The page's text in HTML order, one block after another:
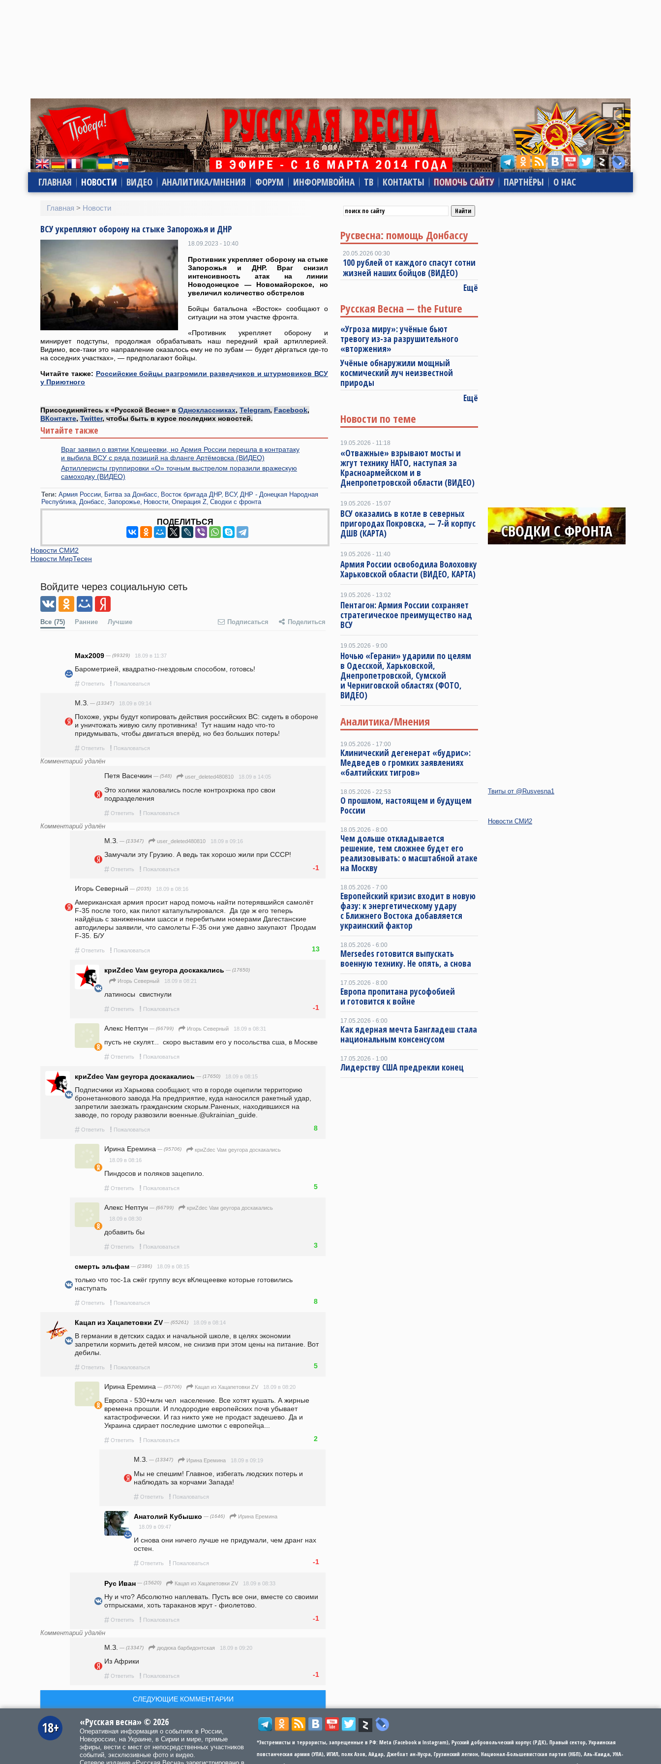
ГЛАВНАЯ НОВОСТИ ВИДЕО АНАЛИТИКА/МНЕНИЯ ФОРУМ ИНФОРМВОЙНА ТВ КОНТАКТЫ ПОМОЧЬ САЙТУ ПАРТНЁРЫ О НАС
Главная > Новости
ВСУ укрепляют оборону на стыке Запорожья и ДНР
18.09.2023 - 10:40
Противник укрепляет оборону на стыке
Запорожья и ДНР. Враг снизил
интенсивность атак на линии
Новодонецкое — Новомайорское, но
увеличил количество обстрелов
Бойцы батальона «Восток» сообщают о
ситуации на этом участке фронта.
«Противник укрепляет оборону и
минирует подступы, продолжая обрабатывать наш передний край артиллерией.
Видимо, все-таки это направление оказалось ему не по зубам — будет дёргаться где-то
на соседних участках», — предполагают бойцы.
Читайте также: Российские бойцы разгромили разведчиков и штурмовиков ВСУ
у Приютного
Присоединяйтесь к «Русской Весне» в Одноклассниках, Telegram, Facebook,
ВКонтакте, Twitter, чтобы быть в курсе последних новостей.
Читайте также
Враг заявил о взятии Клещеевки, но Армия России перешла в контратаку
и выбила ВСУ с ряда позиций на фланге Артёмовска (ВИДЕО)
Артиллеристы группировки «О» точным выстрелом поразили вражескую
самоходку (ВИДЕО)
Теги: Армия России Битва за Донбасс Восток бригада ДНР ВСУ ДНР - Донецкая Народная
Республика Донбасс Запорожье Новости Операция Z Сводки с фронта
ПОДЕЛИТЬСЯ
Новости СМИ2
Новости МирТесен
Войдите через социальную сеть
Все (75) Ранние Лучшие Подписаться Поделиться
Max2009 — (99329) 18.09 в 11:37
Барометрией, квадратно-гнездовым способом, готовсь!
# Ответить ! Пожаловаться
М.З. — (13347) 18.09 в 09:14
Похоже, укры будут копировать действия российских ВС: сидеть в обороне
и уничтожать живую силу противника!  Тут нашим надо что-то
придумывать, чтобы двигаться вперёд, но без больших потерь!
# Ответить ! Пожаловаться
Комментарий удалён
Петя Васечкин — (548) user_deleted480810 18.09 в 14:05
Это холики жаловались после контрохрюка про свои
подразделения
# Ответить ! Пожаловаться
Комментарий удалён
М.З. — (13347) user_deleted480810 18.09 в 09:16
Замучали эту Грузию. А ведь так хорошо жили при СССР!
# Ответить ! Пожаловаться -1
Игорь Северный — (2035) 18.09 в 08:16
Американская армия просит народ помочь найти потерявшийся самолёт
F-35 после того, как пилот катапультировался.  Да где ж его теперь
найдёшь с заниженными шасси и перебитыми номерами Дагестанские
автодилеры заявили, что самолеты F-35 они уже давно закупают  Продам
F-35. Б/У
# Ответить ! Пожаловаться 13
криZdec Vaм geyropa доскакались — (17650)
Игорь Северный 18.09 в 08:21
латиносы  свистнули
# Ответить ! Пожаловаться -1
Алекс Нептун — (66799) Игорь Северный 18.09 в 08:31
пусть не скулят...  скоро выставим его у посольства сша, в Москве
# Ответить ! Пожаловаться
криZdec Vaм geyropa доскакались — (17650) 18.09 в 08:15
Подписчики из Харькова сообщают, что в городе оцепили территорию
бронетанкового завода.На предприятие, куда наносился ракетный удар,
запретили заезжать гражданским скорым.Раненых, находившихся на
заводе, по городу развозили военные.@ukrainian_guide.
# Ответить ! Пожаловаться 8
Ирина Еремина — (95706)
криZdec Vaм geyropa доскакались
18.09 в 08:16
Пиндосов и поляков зацепило.
# Ответить ! Пожаловаться 5
Алекс Нептун — (66799)
криZdec Vaм geyropa доскакались
18.09 в 08:30
добавить бы
# Ответить ! Пожаловаться 3
смерть эльфам — (2386) 18.09 в 08:15
только что тос-1а сжёг группу всук вКлещеевке которые готовились
наступать
# Ответить ! Пожаловаться 8
Кацап из Хацапетовки ZV — (65261) 18.09 в 08:14
В германии в детских садах и начальной школе, в целях экономии
запретили кормить детей мясом, не снизив при этом цены на питание. Вот
дебилы.
# Ответить ! Пожаловаться 5
Ирина Еремина — (95706) Кацап из Хацапетовки ZV 18.09 в 08:20
Европа - 530+млн чел  население. Все хотят кушать. А жирные
времена прошли. И плодородие европейских почв убывает
катастрофически. И газ никто уже не продаст задешево. Да и
Украина сдирает последние шмотки с европейца...
# Ответить ! Пожаловаться 2
М.З. — (13347) Ирина Еремина 18.09 в 09:19
Мы не спешим! Главное, избегать людских потерь и
наблюдать за корчами Запада!
# Ответить ! Пожаловаться
Анатолий Кубышко — (1646)
Ирина Еремина
18.09 в 09:47
И снова они ничего лучше не придумали, чем дранг нах
остен.
# Ответить ! Пожаловаться -1
Рус Иван — (15620) Кацап из Хацапетовки ZV 18.09 в 08:33
Ну и что? Абсолютно наплевать. Пусть все они, вместе со своими
отпрысками, хоть тараканов жрут - фиолетово.
# Ответить ! Пожаловаться -1
Комментарий удалён
М.З. — (13347) дюдюка барбидонтская 18.09 в 09:20
Из Африки
# Ответить ! Пожаловаться -1
СЛЕДУЮЩИЕ КОММЕНТАРИИ
Русвесна: помощь Донбассу
20.05.2026 00:30
100 рублей от каждого спасут сотни
жизней наших бойцов (ВИДЕО)
Ещё
Русская Весна — the Future
«Угроза миру»: учёные бьют
тревогу из-за разрушительного
«вторжения»
Учёные обнаружили мощный
космический луч неизвестной
природы
Ещё
Новости по теме
19.05.2026 - 11:18
«Отважные» взрывают мосты и
жгут технику НАТО, наступая за
Красноармейском и в
Днепропетровской области (ВИДЕО)
19.05.2026 - 15:07
ВСУ оказались в котле в северных
пригородах Покровска, — 7-й корпус
ДШВ (КАРТА)
19.05.2026 - 11:40
Армия России освободила Волоховку
Харьковской области (ВИДЕО, КАРТА)
19.05.2026 - 13:02
Пентагон: Армия России сохраняет
стратегическое преимущество над
ВСУ
19.05.2026 - 9:00
Ночью «Герани» ударили по целям
в Одесской, Харьковской,
Днепропетровской, Сумской
и Черниговской областях (ФОТО,
ВИДЕО)
Аналитика/Мнения
19.05.2026 - 17:00
Клинический дегенерат «будрис»:
Медведев о громких заявлениях
«балтийских тигров»
18.05.2026 - 22:53
О прошлом, настоящем и будущем
России
18.05.2026 - 8:00
Чем дольше откладывается
решение, тем сложнее будет его
реализовывать: о масштабной атаке
на Москву
18.05.2026 - 7:00
Европейский кризис входит в новую
фазу: к энергетическому удару
с Ближнего Востока добавляется
украинский фактор
18.05.2026 - 6:00
Mersedes готовится выпускать
военную технику. Не опять, а снова
17.05.2026 - 8:00
Европа пропитана русофобией
и готовится к войне
17.05.2026 - 6:00
Как ядерная мечта Бангладеш стала
национальным консенсусом
17.05.2026 - 1:00
Лидерству США предрекли конец
Твиты от @Rusvesna1
Новости СМИ2
18+ «Русская весна» © 2026
Оперативная информация о событиях в России,
Новороссии, на Украине, в Сирии и мире, прямые
эфиры, вести с мест от непосредственных участников
событий, эксклюзивные фото и видео.
*Экстремисты и террористы, запрещенные в РФ: Meta (Facebook и Instagram), Русский добровольческий корпус (РДК), Правый сектор, Украинская
повстанческая армия (УПА), ИГИЛ, полк Азов, Айдар, Джебхат ан-Нусра, Грузинский легион, Национал-Большевистская партия (НБП), Аль-Каида, УНА-